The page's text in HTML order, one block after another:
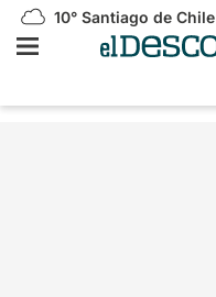
10° Santiago de Chile